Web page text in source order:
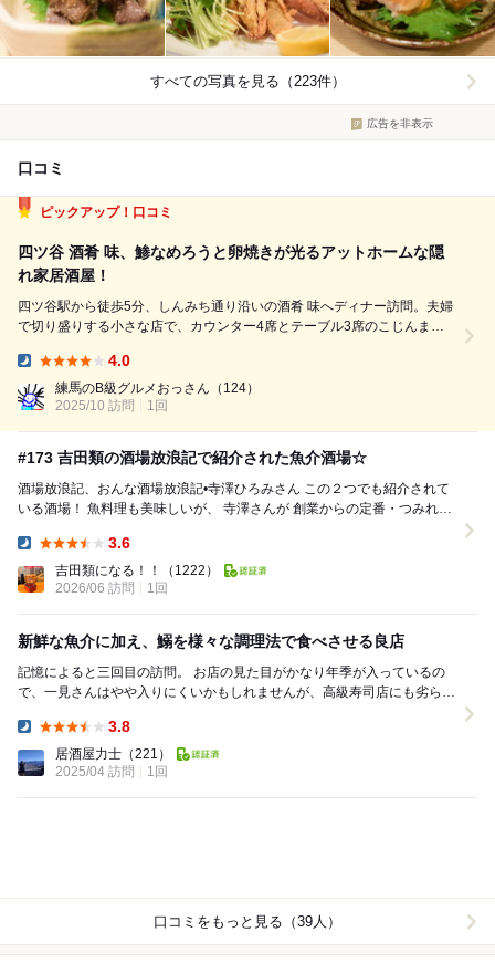
すべての写真を見る（223件）
広告を非表示
口コミ
ピックアップ！口コミ
四ツ谷 酒肴 味、鯵なめろうと卵焼きが光るアットホームな隠
れ家居酒屋！
四ツ谷駅から徒歩5分、しんみち通り沿いの酒肴 味へディナー訪問。夫婦
で切り盛りする小さな店で、カウンター4席とテーブル3席のこじんまり
ヤバいクオリティ！新鮮な小鉢が並び、期待値が一気に上がる。瓶ビール
（500円前後）でスタートしたが、...
4.0
練馬のB級グルメおっさん （124）
2025/10 訪問
1回
#173 吉田類の酒場放浪記で紹介された魚介酒場☆
酒場放浪記、おんな酒場放浪記•寺澤ひろみさん この２つでも紹介されて
いる酒場！ 魚料理も美味しいが、 寺澤さんが 創業からの定番・つみれの
3.6
吉田類になる！！
（1222）
2026/06 訪問
1回
新鮮な魚介に加え、鰯を様々な調理法で食べさせる良店
記憶によると三回目の訪問。 お店の見た目がかなり年季が入っているの
で、一見さんはやや入りにくいかもしれませんが、高級寿司店にも劣らな
3.8
居酒屋力士 （221）
2025/04 訪問
1回
口コミをもっと見る（39人）